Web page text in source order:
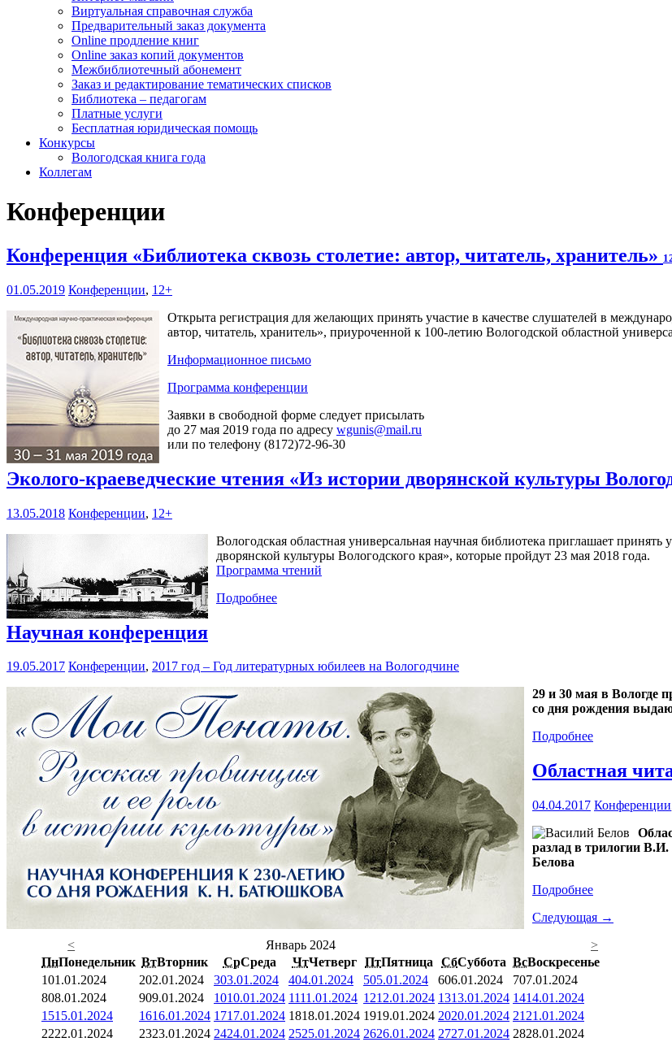
Виртуальная справочная служба
Предварительный заказ документа
Online продление книг
Online заказ копий документов
Межбиблиотечный абонемент
Заказ и редактирование тематических списков
Библиотека – педагогам
Платные услуги
Бесплатная юридическая помощь
Конкурсы
Вологодская книга года
Коллегам
Конференции
Конференция «Библиотека сквозь столетие: автор, читатель, хранитель»
01.05.2019 Конференции, 12+
Открыта регистрация для желающих принять участие в качестве слушателей в
автор, читатель, хранитель», приуроченной к 100-летию Вологодской областной
Информационное письмо
Программа конференции
Заявки в свободной форме следует присылать
до 27 мая 2019 года по адресу wgunis@mail.ru
или по телефону (8172)72-96-30
Эколого-краеведческие чтения «Из истории дворянской культуры
13.05.2018 Конференции, 12+
Вологодская областная универсальная научная библиотека приглашает
дворянской культуры Вологодского края», которые пройдут 23 мая 2018 года.
Программа чтений
Подробнее
Научная конференция
19.05.2017 Конференции, 2017 год – Год литературных юбилеев на Вологодчине
29 и 30 мая в Вологде
со дня рождения
Подробнее
Областная
04.04.2017 Конференции
разлад в трилогии
Белова
Подробнее
Следующая →
<
Январь 2024
>
ПнПонедельник ВтВторник СрСреда ЧтЧетверг ПтПятница СбСуббота ВсВоскресенье
101.01.2024 202.01.2024 303.01.2024 404.01.2024 505.01.2024 606.01.2024 707.01.2024
808.01.2024 909.01.2024 1010.01.2024 1111.01.2024 1212.01.2024 1313.01.2024 1414.01.2024
1515.01.2024 1616.01.2024 1717.01.2024 1818.01.2024 1919.01.2024 2020.01.2024 21 21.01.2024
2222.01.2024 2323.01.2024 2424.01.2024 2525.01.2024 2626.01.2024 2727.01.2024 2828.01.2024